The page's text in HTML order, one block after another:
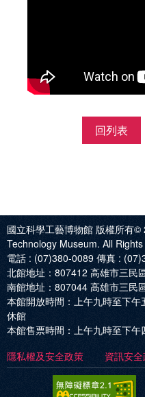
回列表
國立科學工藝博物館 版權所有©
Technology Museum. All
電話 : (07)380-0089 傳真 :
北館地址： 807412 高雄市三民
南館地址： 807044 高雄市三民
本館開放時間： 上午九時至下午
休館
本館售票時間： 上午九時至下午
隱私權及安全政策
資訊安